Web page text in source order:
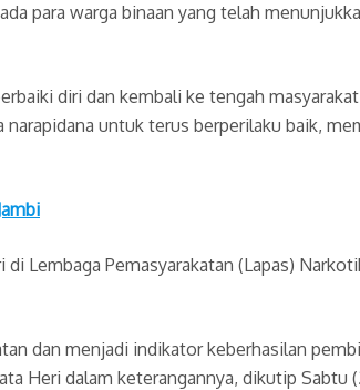
para warga binaan yang telah
diri dan kembali ke tengah
untuk terus berperilaku baik,
Lembaga Pemasyarakatan (Lapas)
dan menjadi indikator keberhasilan
Heri dalam keterangannya, dikutip Sabtu